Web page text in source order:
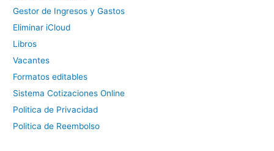
Gestor de Ingresos y Gastos
Eliminar iCloud
Libros
Vacantes
Formatos editables
Sistema Cotizaciones Online
Politica de Privacidad
Politica de Reembolso